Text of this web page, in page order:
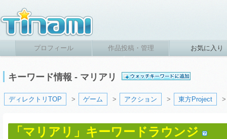
プロフィール 作品投稿・管理 お気に入り
キーワード情報 - マリアリ
ディレクトリTOP > ゲーム > アクション > 東方Project
「マリアリ」キーワードラウンジ